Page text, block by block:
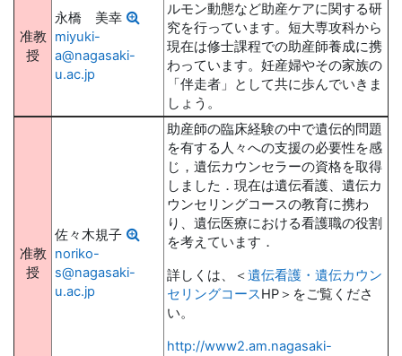
准教
授
永橋 美幸
miyuki-
a@nagasaki-
u.ac.jp
ルモン動態など助産ケアに関する研
究を行っています。短大専攻科から
現在は修士課程での助産師養成に携
わっています。妊産婦やその家族の
「伴走者」として共に歩んでいきま
しょう。
准教
授
佐々木規子
noriko-
s@nagasaki-
u.ac.jp
助産師の臨床経験の中で遺伝的問題
を有する人々への支援の必要性を感
じ，遺伝カウンセラーの資格を取得
しました．現在は遺伝看護、遺伝カ
ウンセリングコースの教育に携わ
り、遺伝医療における看護職の役割
を考えています．
詳しくは、＜遺伝看護・遺伝カウン
セリングコースHP＞をご覧くださ
い。
http://www2.am.nagasaki-